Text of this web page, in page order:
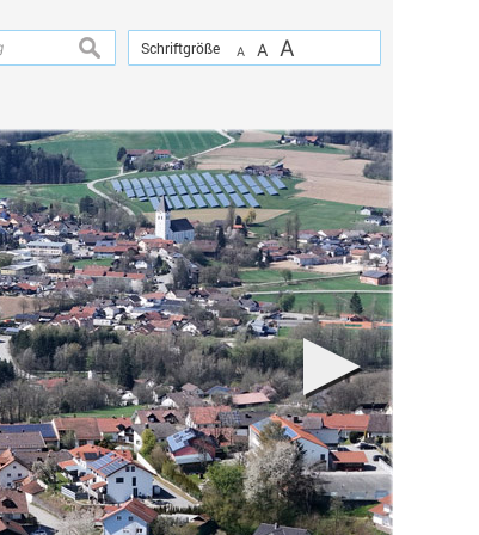
Schriftgröße A A A
suchen